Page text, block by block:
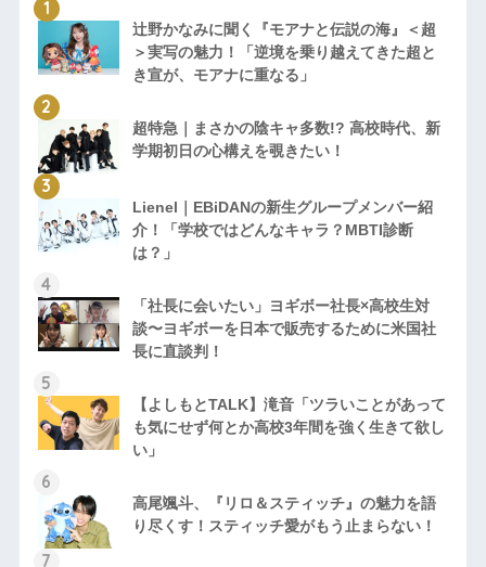
辻野かなみに聞く『モアナと伝説の海』＜超
＞実写の魅力！「逆境を乗り越えてきた超と
き宣が、モアナに重なる」
超特急｜まさかの陰キャ多数!? 高校時代、新
学期初日の心構えを覗きたい！
Lienel｜EBiDANの新生グループメンバー紹
介！「学校ではどんなキャラ？MBTI診断
は？」
「社長に会いたい」ヨギボー社長×高校生対
談〜ヨギボーを日本で販売するために米国社
長に直談判！
【よしもとTALK】滝音「ツラいことがあって
も気にせず何とか高校3年間を強く生きて欲し
い」
高尾颯斗、『リロ＆スティッチ』の魅力を語
り尽くす！スティッチ愛がもう止まらない！